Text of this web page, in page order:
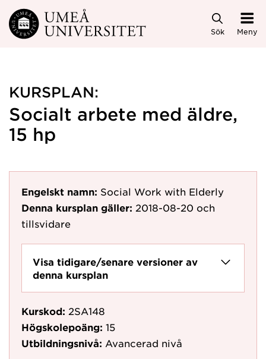
Hoppa direkt till innehållet
Sök Meny
KURSPLAN:
Socialt arbete med äldre,
15 hp
Engelskt namn: Social Work with Elderly
Denna kursplan gäller: 2018-08-20 och
tillsvidare
Visa tidigare/senare versioner av
denna kursplan
Kurskod: 2SA148
Högskolepoäng: 15
Utbildningsnivå: Avancerad nivå